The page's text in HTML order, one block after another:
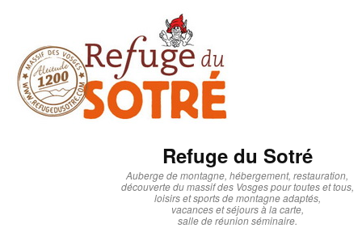
Refuge du Sotré
Auberge de montagne, hébergement, restauration,
découverte du massif des Vosges pour toutes et tous,
loisirs et sports de montagne adaptés,
vacances et séjours à la carte,
salle de réunion séminaire.